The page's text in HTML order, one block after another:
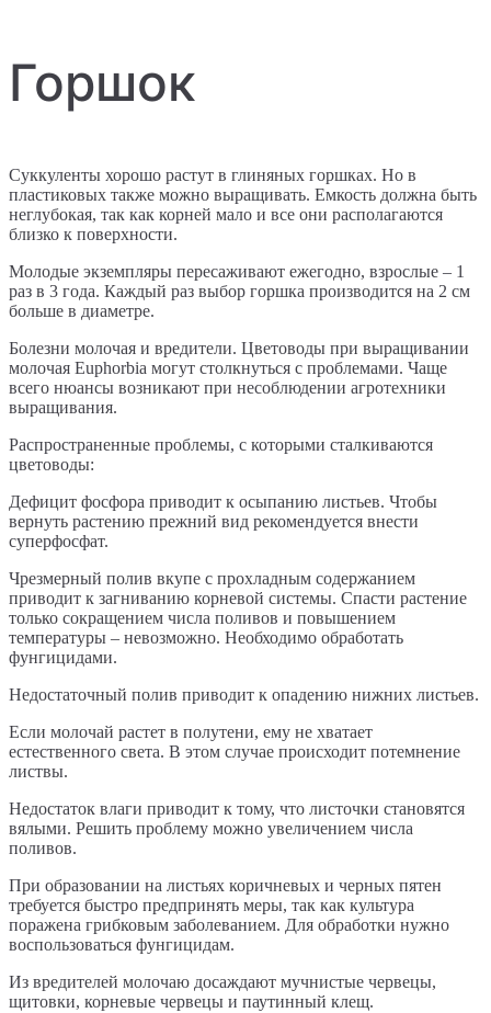
Горшок
Суккуленты хорошо растут в глиняных горшках. Но в
пластиковых также можно выращивать. Емкость должна быть
неглубокая, так как корней мало и все они располагаются
близко к поверхности.
Молодые экземпляры пересаживают ежегодно, взрослые – 1
раз в 3 года. Каждый раз выбор горшка производится на 2 см
больше в диаметре.
Болезни молочая и вредители. Цветоводы при выращивании
молочая Euphorbia могут столкнуться с проблемами. Чаще
всего нюансы возникают при несоблюдении агротехники
выращивания.
Распространенные проблемы, с которыми сталкиваются
цветоводы:
Дефицит фосфора приводит к осыпанию листьев. Чтобы
вернуть растению прежний вид рекомендуется внести
суперфосфат.
Чрезмерный полив вкупе с прохладным содержанием
приводит к загниванию корневой системы. Спасти растение
только сокращением числа поливов и повышением
температуры – невозможно. Необходимо обработать
фунгицидами.
Недостаточный полив приводит к опадению нижних листьев.
Если молочай растет в полутени, ему не хватает
естественного света. В этом случае происходит потемнение
листвы.
Недостаток влаги приводит к тому, что листочки становятся
вялыми. Решить проблему можно увеличением числа
поливов.
При образовании на листьях коричневых и черных пятен
требуется быстро предпринять меры, так как культура
поражена грибковым заболеванием. Для обработки нужно
воспользоваться фунгицидам.
Из вредителей молочаю досаждают мучнистые червецы,
щитовки, корневые червецы и паутинный клещ.